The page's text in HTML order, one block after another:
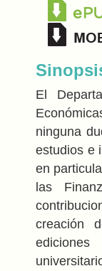
El
ninguna
estudios e
en
las
creación